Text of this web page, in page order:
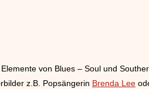
von Blues – Soul und
z.B. Popsängerin Brenda Lee